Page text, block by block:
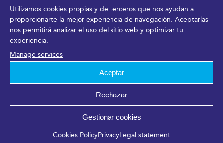
Utilizamos cookies propias y de terceros que nos ayudan a
proporcionarte la mejor experiencia de navegación. Aceptarlas
nos permitirá analizar el uso del sitio web y optimizar tu
experiencia.
Manage services
Aceptar
Rechazar
Gestionar cookies
Cookies PolicyPrivacyLegal statement
española donde más transacciones de compraventa
se realizan y que no tenga un feria como esta es algo
que teníamos que acometer, pero es que además
será un buen momento para que ciudadanos de toda
Andalucía puedan acudir a comparar y decidir si
Parte del precio que han pagado las empresas
asociaciones benéficas de la ciudad. Las entradas
tienen un precio de 3 euros para un día o un abono
para los tres días por 6 euros, y se pueden conseguir